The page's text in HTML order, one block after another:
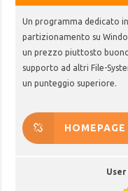
Un programma dedicato
partizionamento su
un prezzo piuttosto
supporto ad altri File-
un punteggio superiore.